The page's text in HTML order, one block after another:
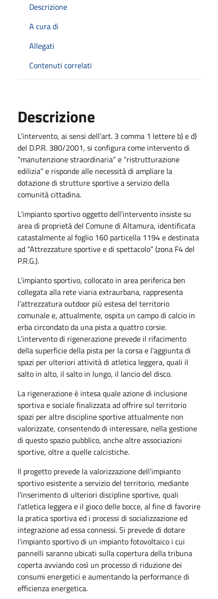
Descrizione
A cura di
Allegati
Contenuti correlati
Descrizione
L’intervento, ai sensi dell’art. 3 comma 1 lettere b) e d)
del D.P.R. 380/2001, si configura come intervento di
“manutenzione straordinaria” e “ristrutturazione
edilizia” e risponde alle necessità di ampliare la
dotazione di strutture sportive a servizio della
comunità cittadina.
L’impianto sportivo oggetto dell'intervento insiste su
area di proprietà del Comune di Altamura, identificata
catastalmente al foglio 160 particella 1194 e destinata
ad “Attrezzature sportive e di spettacolo” (zona F4 del
P.R.G.).
L’impianto sportivo, collocato in area periferica ben
collegata alla rete viaria extraurbana, rappresenta
l’attrezzatura outdoor più estesa del territorio
comunale e, attualmente, ospita un campo di calcio in
erba circondato da una pista a quattro corsie.
L’intervento di rigenerazione prevede il rifacimento
della superficie della pista per la corsa e l’aggiunta di
spazi per ulteriori attività di atletica leggera, quali il
salto in alto, il salto in lungo, il lancio del disco.
La rigenerazione è intesa quale azione di inclusione
sportiva e sociale finalizzata ad offrire sul territorio
spazi per altre discipline sportive attualmente non
valorizzate, consentendo di interessare, nella gestione
di questo spazio pubblico, anche altre associazioni
sportive, oltre a quelle calcistiche.
Il progetto prevede la valorizzazione dell’impianto
sportivo esistente a servizio del territorio, mediante
l’inserimento di ulteriori discipline sportive, quali
l’atletica leggera e il gioco delle bocce, al fine di favorire
la pratica sportiva ed i processi di socializzazione ed
integrazione ad essa connessi. Si prevede di dotare
l’impianto sportivo di un impianto fotovoltaico i cui
pannelli saranno ubicati sulla copertura della tribuna
coperta avviando così un processo di riduzione dei
consumi energetici e aumentando la performance di
efficienza energetica.